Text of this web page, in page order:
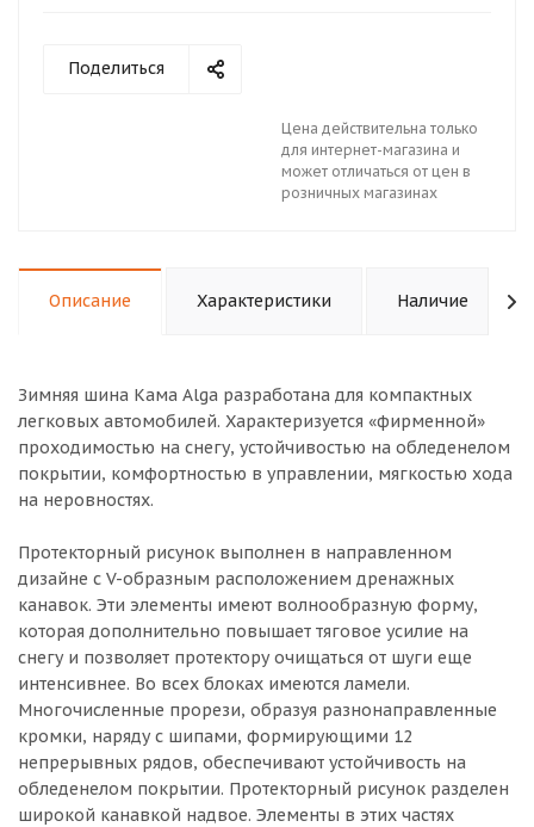
Поделиться
Цена действительна только
для интернет-магазина и
может отличаться от цен в
розничных магазинах
Описание Характеристики Наличие
Зимняя шина Кама Alga разработана для компактных
легковых автомобилей. Характеризуется «фирменной»
проходимостью на снегу, устойчивостью на обледенелом
покрытии, комфортностью в управлении, мягкостью хода
на неровностях.
Протекторный рисунок выполнен в направленном
дизайне с V-образным расположением дренажных
канавок. Эти элементы имеют волнообразную форму,
которая дополнительно повышает тяговое усилие на
снегу и позволяет протектору очищаться от шуги еще
интенсивнее. Во всех блоках имеются ламели.
Многочисленные прорези, образуя разнонаправленные
кромки, наряду с шипами, формирующими 12
непрерывных рядов, обеспечивают устойчивость на
обледенелом покрытии. Протекторный рисунок разделен
широкой канавкой надвое. Элементы в этих частях